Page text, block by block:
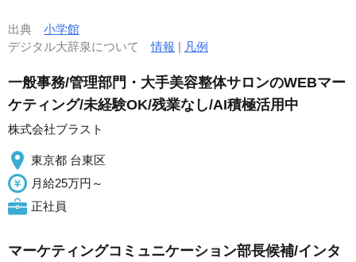
出典 小学館
デジタル大辞泉について情報 | 凡例
一般事務/管理部門・大手美容整体サロンのWEBマー
ケティング/未経験OK/残業なし/AI積極活用中
株式会社ブラスト
東京都 台東区
月給25万円～
正社員
マーケティングコミュニケーション部長候補/インタ